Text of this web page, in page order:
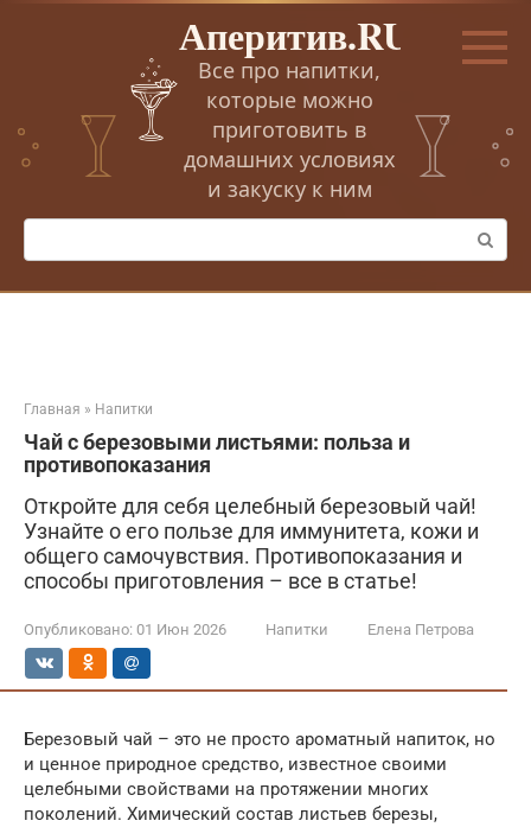
Перейти
Аперитив.RU
Все про напитки,
которые можно
приготовить в
домашних условиях
и закуску к ним
Поиск:
Главная » Напитки
Чай с березовыми листьями: польза и
противопоказания
Откройте для себя целебный березовый чай!
Узнайте о его пользе для иммунитета, кожи и
общего самочувствия. Противопоказания и
способы приготовления – все в статье!
Опубликовано: 01 Июн 2026 Напитки Елена Петрова
Березовый чай – это не просто ароматный напиток, но
и ценное природное средство, известное своими
целебными свойствами на протяжении многих
поколений. Химический состав листьев березы,